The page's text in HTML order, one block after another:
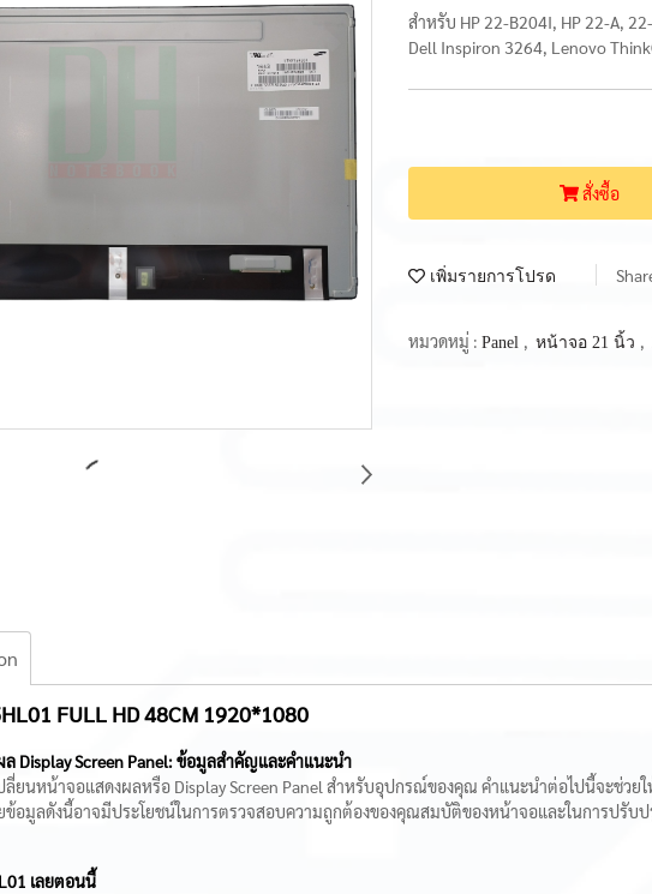
สำหรับ HP 22-B204I, HP 22-A,
Dell Inspiron 3264, Lenovo
สั่งซื้อ
เพิ่มรายการโปรด
หมวดหมู่ : Panel หน้าจอ 21 นิ้ว
FULL HD 48CM 1920*1080
Display Screen Panel: ข้อมูลสำคัญและคำแนะนำ
ลี่ยนหน้าจอแสดงผลหรือ Display Screen Panel สำหรับอุปกรณ์ของคุณ คำแนะนำต่อไปนี้จะช่
ข้อมูลดังนี้อาจมีประโยชน์ในการตรวจสอบความถูกต้องของคุณสมบัติของหน้าจอและในการปรั
เลยตอนนี้